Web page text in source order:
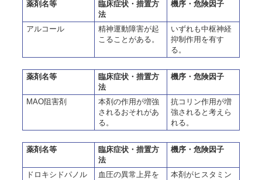
薬剤名等
臨床症状・措置方
法
機序・危険因子
アルコール
精神運動障害が起
こることがある。
いずれも中枢神経
抑制作用を有す
る。
薬剤名等
臨床症状・措置方
法
機序・危険因子
MAO阻害剤
本剤の作用が増強
されるおそれがあ
る。
抗コリン作用が増
強されると考えら
れる。
薬剤名等
臨床症状・措置方
法
機序・危険因子
ドロキシドパノル
血圧の異常上昇を
本剤がヒスタミン